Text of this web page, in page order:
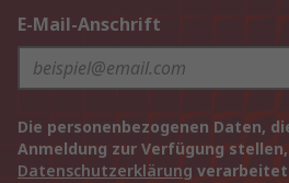
E-Mail-Anschrift
Die personenbezogenen Daten,
Anmeldung zur Verfügung
Datenschutzerklärung